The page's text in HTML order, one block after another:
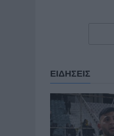
ΕΙΔΗΣΕΙΣ